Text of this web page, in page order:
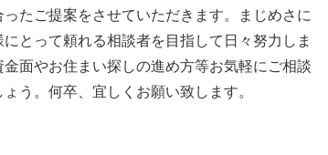
たご提案をさせていただきます。まじめさに
とって頼れる相談者を目指して日々努力しま
面やお住まい探しの進め方等お気軽にご相談
う。何卒、宜しくお願い致します。